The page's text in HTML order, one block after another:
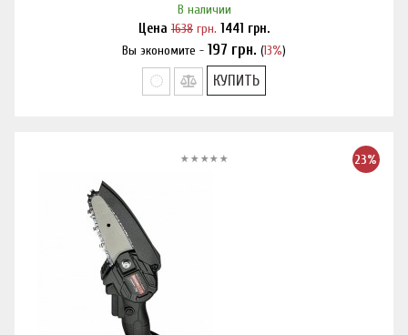
В наличии
Цена 1638 грн. 1441 грн.
Вы экономите - 197 грн. (13%)
Нашли дешевле?
КУПИТЬ
23%